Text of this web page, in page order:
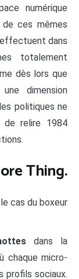
numérique
ces mêmes
dans
totalement
dès lors que
dimension
politiques ne
de relire 1984
Thing.
cas du boxeur
dans la
chaque micro-
profils sociaux.